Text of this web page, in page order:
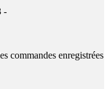
-
commandes enregistrées